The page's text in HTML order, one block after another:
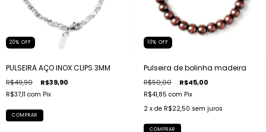
20% OFF
PULSEIRA AÇO INOX CLIPS 3MM
R$49,90 R$39,90
R$37,11 com Pix
COMPRAR
10% OFF
Pulseira de bolinha madeira
R$50,00 R$45,00
R$41,85 com Pix
2 x de R$22,50 sem juros